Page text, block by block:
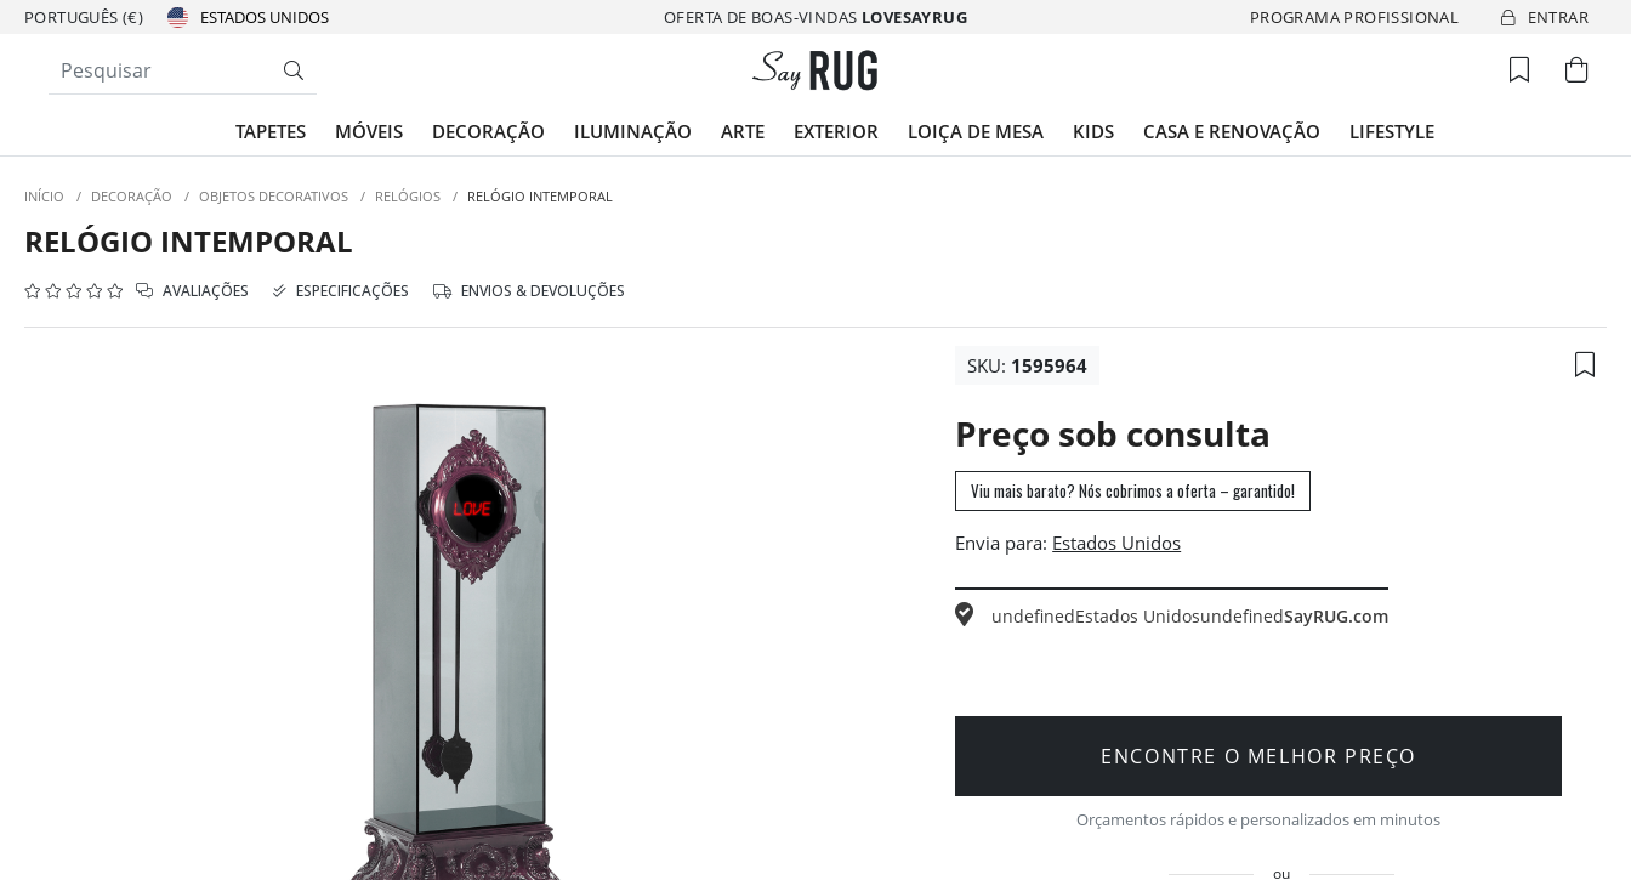
PORTUGUÊS (€) OFERTA DE BOAS-VINDAS LOVESAYRUG PROGRAMA PROFISSIONAL ENTRAR
TAPETES MÓVEIS DECORAÇÃO ILUMINAÇÃO ARTE EXTERIOR LOIÇA DE MESA KIDS CASA E RENOVAÇÃO LIFESTYLE
INÍCIO / DECORAÇÃO / OBJETOS DECORATIVOS / RELÓGIOS / RELÓGIO INTEMPORAL
RELÓGIO INTEMPORAL
AVALIAÇÕES ESPECIFICAÇÕES ENVIOS & DEVOLUÇÕES
SKU: 1595964
Preço sob consulta
Viu mais barato? Nós cobrimos a oferta – garantido!
Envia para:
undefinedEstados UnidosundefinedSayRUG.com
ENCONTRE O MELHOR PREÇO
Orçamentos rápidos e personalizados em minutos
ou